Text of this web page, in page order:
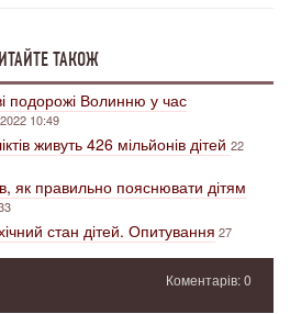
ТАКОЖ
подорожі Волинню у час
10:49
живуть 426 мільйонів дітей 22
як правильно пояснювати дітям
стан дітей. Опитування 27
Коментарів: 0